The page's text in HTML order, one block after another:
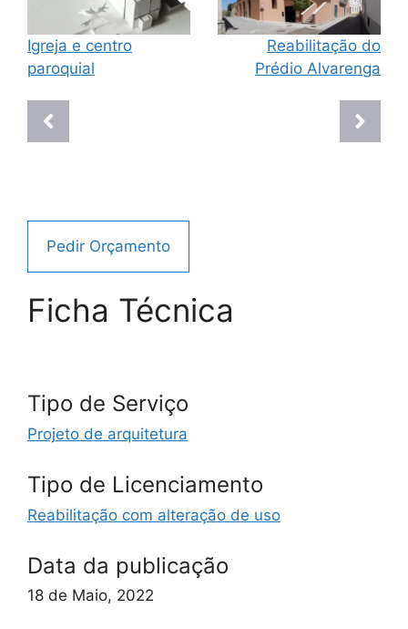
Igreja e centro
paroquial
Reabilitação do
Prédio Alvarenga
Pedir Orçamento
Ficha Técnica
Tipo de Serviço
Projeto de arquitetura
Tipo de Licenciamento
Reabilitação com alteração de uso
Data da publicação
18 de Maio, 2022